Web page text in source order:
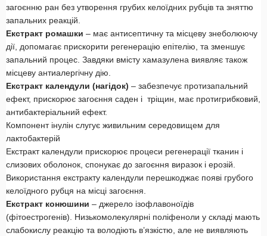
загоєнню ран без утворення грубих келоїдних рубців та зняттю
запальних реакцій.
Екстракт ромашки – має антисептичну та місцеву знеболюючу
дії, допомагає прискорити регенерацію епітелію, та зменшує
запальний процес. Завдяки вмісту хамазулена виявляє також
місцеву антиалергічну дію.
Екстракт календули (нагідок) – забезпечує протизапальний
ефект, прискорює загоєння саден і тріщин, має протигрибковий,
антибактеріальний ефект.
Компонент інулін слугує живильним середовищем для
лактобактерій
Екстракт календули прискорює процеси регенерації тканин і
слизових оболонок, спонукає до загоєння виразок і ерозій.
Використання екстракту календули перешкоджає появі грубого
келоїдного рубця на місці загоєння.
Екстракт конюшини – джерело ізофлавоноїдів
(фітоестрогенів). Низькомолекулярні поліфеноли у складі мають
слабокислу реакцію та володіють в’язкістю, але не виявляють